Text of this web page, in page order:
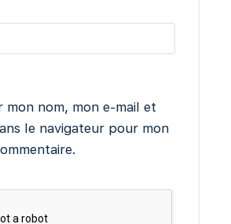
mon nom, mon e-mail et
le navigateur pour mon